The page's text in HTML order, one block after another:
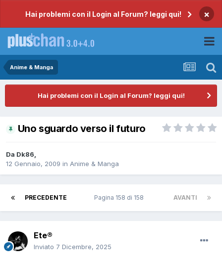
Hai problemi con il Login al Forum? leggi qui! ×
Anime & Manga
Hai problemi con il Login al Forum? leggi qui!
Uno sguardo verso il futuro
Da Dk86,
12 Gennaio, 2009 in Anime & Manga
PRECEDENTE AVANTI
Pagina 158 di 158
Ete®
Inviato 7 Dicembre, 2025